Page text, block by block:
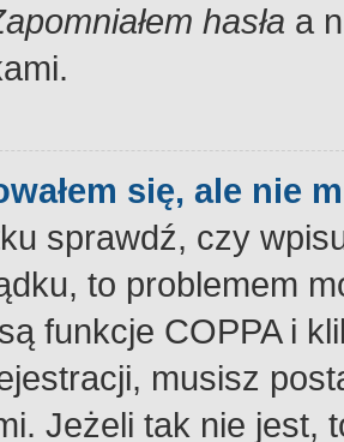
hasła a
się, ale nie
sprawdź, czy
to problemem
funkcje COPPA i
musisz
Jeżeli tak nie jest,